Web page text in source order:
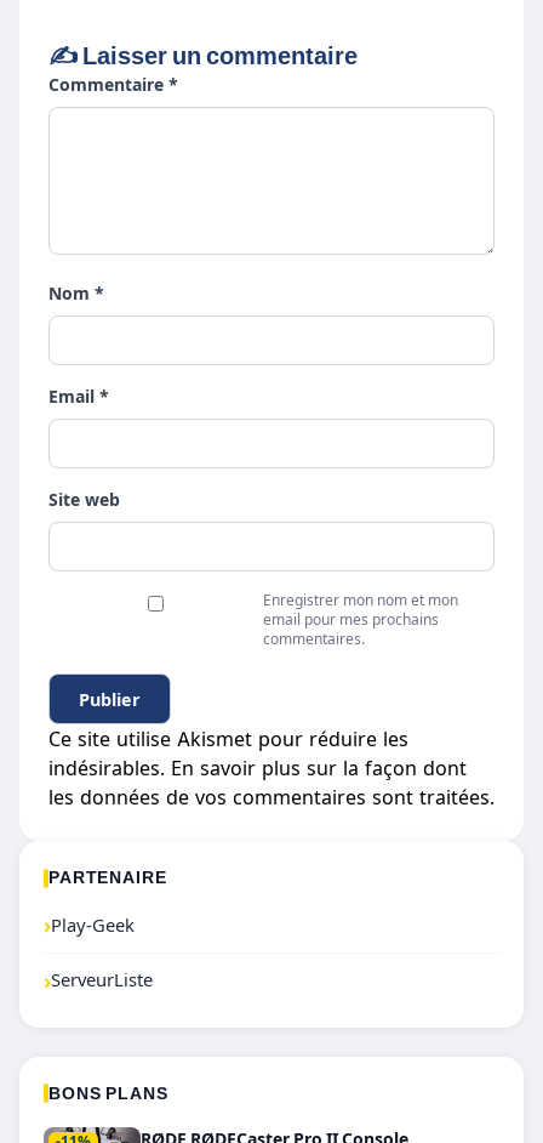
✍️ Laisser un commentaire
Commentaire *
Nom *
Email *
Site web
Enregistrer mon nom et mon
email pour mes prochains
commentaires.
Ce site utilise Akismet pour réduire les
indésirables. En savoir plus sur la façon dont
les données de vos commentaires sont traitées.
PARTENAIRE
›Play-Geek
›ServeurListe
BONS PLANS
RØDE RØDECaster Pro II Console